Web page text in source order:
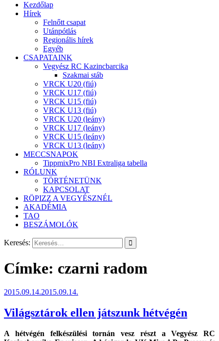
Kezdőlap
Hírek
Felnőtt csapat
Utánpótlás
Regionális hírek
Egyéb
CSAPATAINK
Vegyész RC Kazincbarcika
Szakmai stáb
VRCK U20 (fiú)
VRCK U17 (fiú)
VRCK U15 (fiú)
VRCK U13 (fiú)
VRCK U20 (leány)
VRCK U17 (leány)
VRCK U15 (leány)
VRCK U13 (leány)
MECCSNAPOK
TippmixPro NBI Extraliga tabella
RÓLUNK
TÖRTÉNETÜNK
KAPCSOLAT
RÖPIZZ A VEGYÉSZNÉL
AKADÉMIA
TAO
BESZÁMOLÓK
Keresés:
Címke: czarni radom
2015.09.14.2015.09.14.
Világsztárok ellen játszunk hétvégén
A hétvégén felkészülési tornán vesz részt a Vegyész RC